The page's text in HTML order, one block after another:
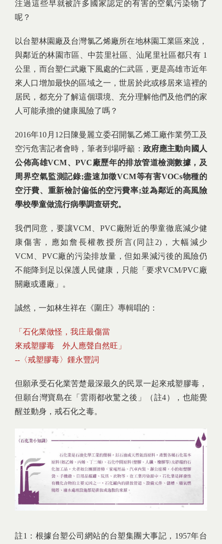
注過這些早就被許多國家認定的有害的空氣污染物了
呢？
以台塑林園廠及台灣氯乙烯廠所在地林園工業區來說，
與鄰近的林園市區、中芸里社區、汕尾里社區都只有 1
公里，而台塑仁武廠下風處的仁武區，更是高雄市近年
來人口增加最快的區域之一，世居於此或移居來這裡的
居民，都充分了解這個環境、充分理解他們及他們的家
人可能承擔的健康風險了嗎？
2016年10月12日陳曼麗立委召開氯乙烯工廠作業勞工及
空污危害記者會時，筆者到場呼籲： 政府應主動向國人
公佈高雄VCM、PVC廠歷年的排放管道檢測數據，及
周界空氣監測記錄;盡速加徵VCM等有害VOCs物種的
空汙費、重新檢討偏低的空污費率;並為鄰近的高風險
學校學童做流行病學調查研究。
我們同意，要讓VCM、PVC廠附近的學童徹底減少健
康傷害，應如詹長權教授所言(同註2)，大幅減少
VCM、PVC廠的污染排放量，但如果減污後的風險仍
不能降到足以保護人民健康，只能「要求VCM/PVC廠
關廠或遷廠」。
誠然，一如林生祥在《圍庄》專輯唱的：
「石化業做怪，我庄最傷當
來戒塑膠毒 外人應聲自然旺」
-- 〈戒塑膠毒〉鍾永豐詞
但願承受石化業苦楚最深最久的民眾一起來戒塑膠毒，
但願台灣寶島在「雲雨都收驚之後」（註4），也能覺
醒並動身，戒石化之毒。
註1：根據台塑公司網站的台塑集團大事記，1957年台